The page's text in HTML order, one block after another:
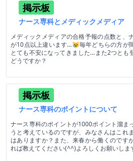
掲示板
ナース専科とメディックメディア
メディックメディアの合格予報の点数と、
が10点以上違います…😿毎年どちらの方が
とても不安になってきました…また2つとも
どうですか？
掲示板
ナース専科のポイントについて
ナース専科のポイントが1000ポイント溜ま
うと考えているのですが、みなさんはこれ
はありますか？また、来春から働くのです
れば教えてください(^^)よろしくお願いしま